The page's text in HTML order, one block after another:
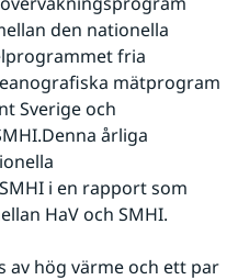
den nationella
fria
mätprogram
Sverige och
årliga
i en rapport som
HaV och SMHI.
av hög värme och ett par